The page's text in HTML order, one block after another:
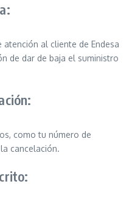
al cliente de Endesa
de dar de baja el suministro
como tu número de
cancelación.